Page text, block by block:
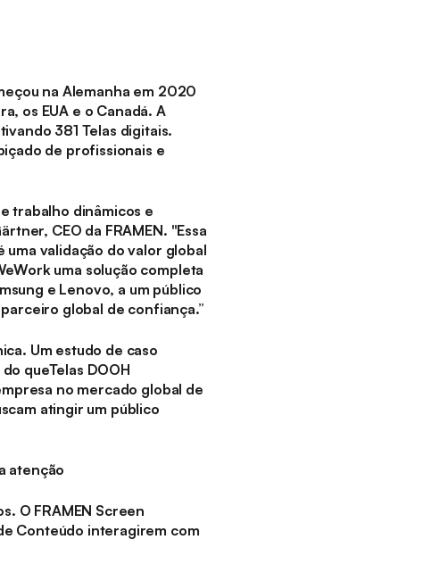
na Alemanha em 2020
os EUA e o Canadá. A
381 Telas digitais.
de profissionais e
trabalho dinâmicos e
CEO da FRAMEN. "Essa
uma validação do valor global
uma solução completa
e Lenovo, a um público
global de confiança.”
Um estudo de caso
queTelas DOOH
no mercado global de
atingir um público
atenção
O FRAMEN Screen
Conteúdo interagirem com